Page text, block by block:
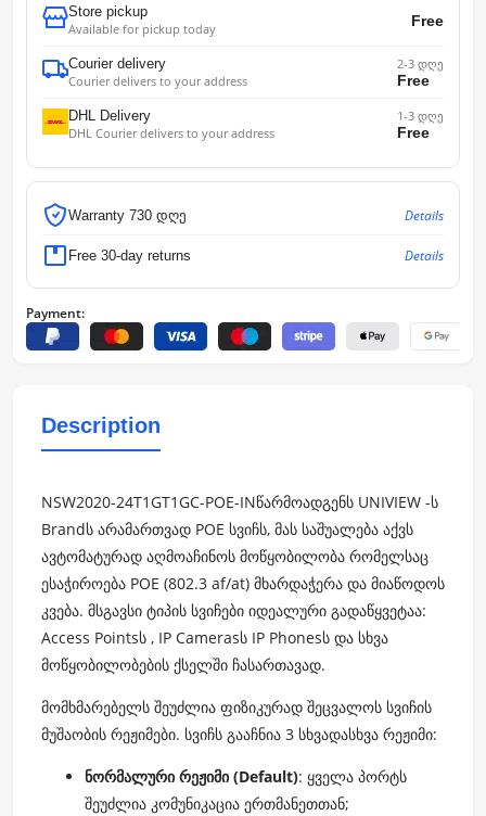
Store pickup
Available for pickup today
Free
Courier delivery
Courier delivers to your address
2-3 დღე
Free
DHL Delivery
DHL Courier delivers to your address
1-3 დღე
Free
Warranty 730 დღე Details
Free 30-day returns Details
Payment:
Description
NSW2020-24T1GT1GC-POE-INწარმოადგენს UNIVIEW -ს
Brandს არამართვად POE სვიჩს, მას საშუალება აქვს
ავტომატურად აღმოაჩინოს მოწყობილობა რომელსაც
ესაჭიროება POE (802.3 af/at) მხარდაჭერა და მიაწოდოს
კვება. მსგავსი ტიპის სვიჩები იდეალური გადაწყვეტაა:
Access Pointsს , IP Camerasს IP Phonesს და სხვა
მოწყობილობების ქსელში ჩასართავად.
მომხმარებელს შეუძლია ფიზიკურად შეცვალოს სვიჩის
მუშაობის რეჟიმები. სვიჩს გააჩნია 3 სხვადასხვა რეჟიმი:
ნორმალური რეჟიმი (Default): ყველა პორტს
შეუძლია კომუნიკაცია ერთმანეთთან;